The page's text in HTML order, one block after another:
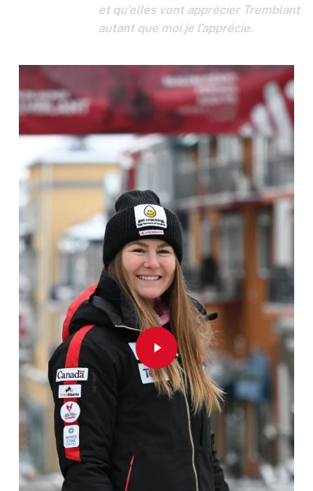
et qu’elles vont apprécier Tremblant
autant que moi je l’apprécie.
Play Video
Play Video